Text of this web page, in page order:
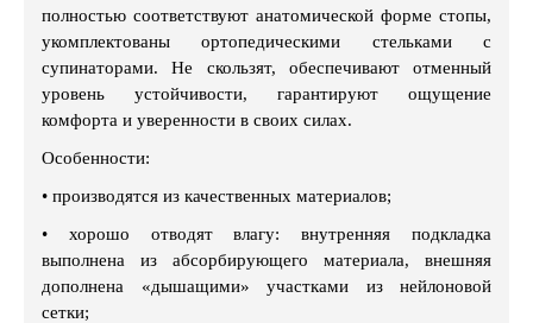
полностью соответствуют анатомической форме стопы,
укомплектованы ортопедическими стельками с
супинаторами. Не скользят, обеспечивают отменный
уровень устойчивости, гарантируют ощущение
комфорта и уверенности в своих силах.
Особенности:
• производятся из качественных материалов;
• хорошо отводят влагу: внутренняя подкладка
выполнена из абсорбирующего материала, внешняя
дополнена «дышащими» участками из нейлоновой
сетки;